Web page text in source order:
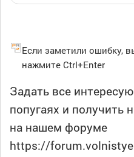
Если заметили ошибку,
нажмите Ctrl+Enter
Задать все
попугаях и получить
на нашем форуме
https://